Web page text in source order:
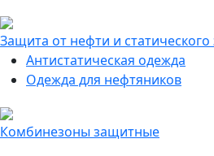
Защита от нефти и статического
Антистатическая одежда
Одежда для нефтяников
Комбинезоны защитные